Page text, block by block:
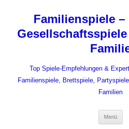
springenFamilienspiele –
Top Spiele-Empfehlungen &
Familienspiele, Brettspiele,
Familien
Menü